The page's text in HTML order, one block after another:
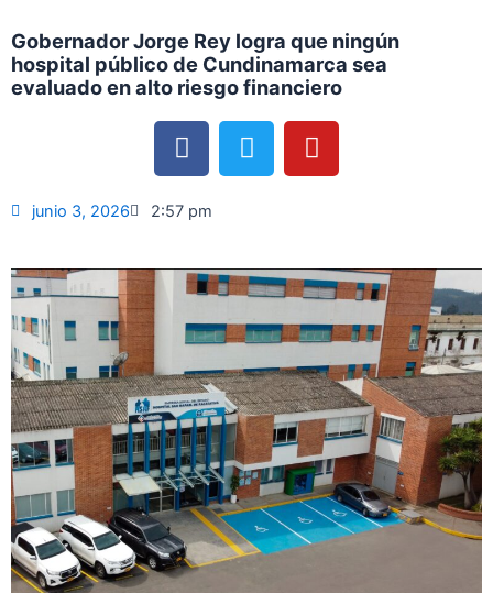
Gobernador Jorge Rey logra que ningún
hospital público de Cundinamarca sea
evaluado en alto riesgo financiero
F
a
c
e
o
k
T
w
i
r
Y
o
u
e
junio 3, 2026 2:57 pm